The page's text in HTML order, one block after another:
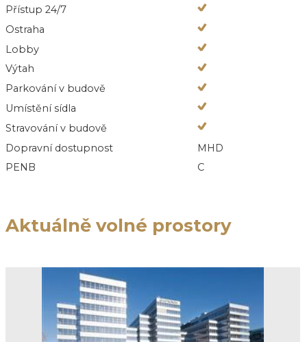
Přístup 24/7
Ostraha
Lobby
Výtah
Parkování v budově
Umístění sídla
Stravování v budově
Dopravní dostupnost
MHD
PENB
C
Aktuálně volné prostory